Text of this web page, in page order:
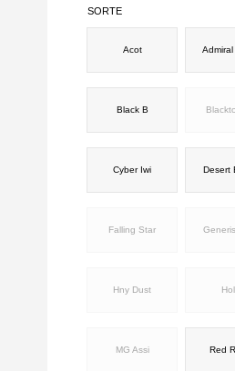
SORTE
Acot Admiral
Black B
Cyber Iwi Desert
Falling Star
Hny Dust
MG Assi Red